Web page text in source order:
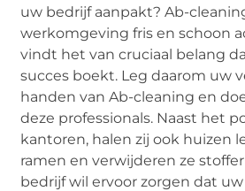
uw bedrijf aanpakt? Ab-
werkomgeving fris en schoon
vindt het van cruciaal belang
succes boekt. Leg daarom uw
handen van Ab-cleaning en
deze professionals. Naast het
kantoren, halen zij ook huizen
ramen en verwijderen ze
bedrijf wil ervoor zorgen dat